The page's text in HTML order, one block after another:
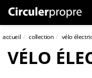
accueil collection vélo
VÉLO